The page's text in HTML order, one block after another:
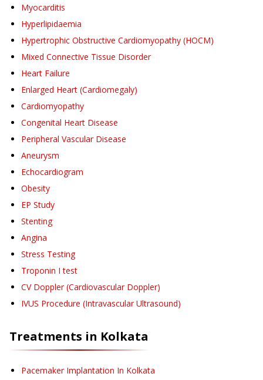
Myocarditis
Hyperlipidaemia
Hypertrophic Obstructive Cardiomyopathy (HOCM)
Mixed Connective Tissue Disorder
Heart Failure
Enlarged Heart (Cardiomegaly)
Cardiomyopathy
Congenital Heart Disease
Peripheral Vascular Disease
Aneurysm
Echocardiogram
Obesity
EP Study
Stenting
Angina
Stress Testing
Troponin I test
CV Doppler (Cardiovascular Doppler)
IVUS Procedure (Intravascular Ultrasound)
Treatments in Kolkata
Pacemaker Implantation In Kolkata